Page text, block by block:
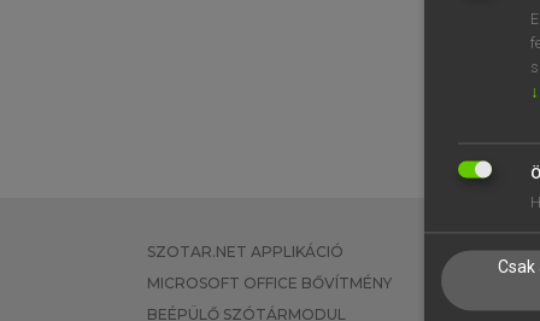
SZOTAR.NET APPLIKÁCIÓ
MICROSOFT OFFICE BŐVÍTMÉNY
BEÉPÜLŐ SZÓTÁRMODUL
EGYÉNI
TANULÓKNAK
OKTATÁSI
↓
Csak